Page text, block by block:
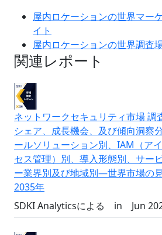
屋内ロケーションの世界マー
イト
屋内ロケーションの世界調査
関連レポート
ネットワークセキュリティ市場 調
シェア、成長機会、及び傾向洞察
ールソリューション別、IAM（ア
セス管理）別、導入形態別、サー
ー業界別及び地域別―世界市場の
2035年
SDKI Analyticsによる
in Jun